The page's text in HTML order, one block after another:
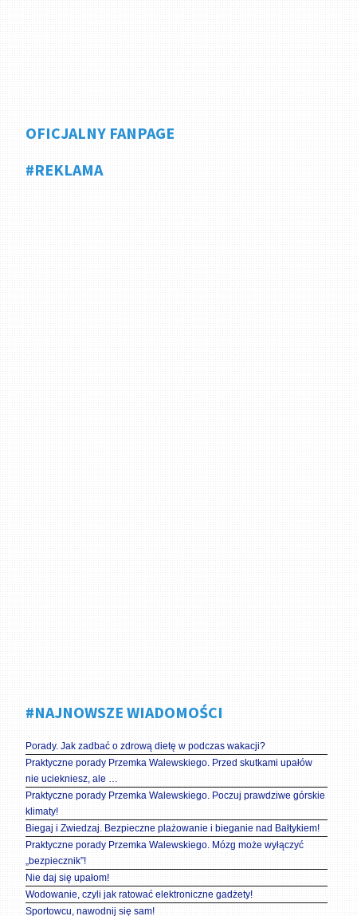
OFICJALNY FANPAGE
#REKLAMA
#NAJNOWSZE WIADOMOŚCI
Porady. Jak zadbać o zdrową dietę w podczas wakacji?
Praktyczne porady Przemka Walewskiego. Przed skutkami upałów
nie uciekniesz, ale …
Praktyczne porady Przemka Walewskiego. Poczuj prawdziwe górskie
klimaty!
Biegaj i Zwiedzaj. Bezpieczne plażowanie i bieganie nad Bałtykiem!
Praktyczne porady Przemka Walewskiego. Mózg może wyłączyć
„bezpiecznik”!
Nie daj się upałom!
Wodowanie, czyli jak ratować elektroniczne gadżety!
Sportowcu, nawodnij się sam!